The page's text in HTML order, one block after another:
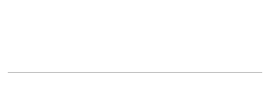
A Aplicação de Metodologias para